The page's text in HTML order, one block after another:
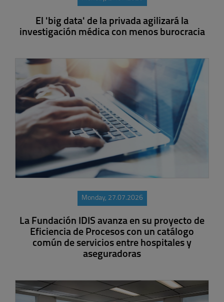
El 'big data' de la privada agilizará la
investigación médica con menos burocracia
Monday, 27.07.2026
La Fundación IDIS avanza en su proyecto de
Eficiencia de Procesos con un catálogo
común de servicios entre hospitales y
aseguradoras